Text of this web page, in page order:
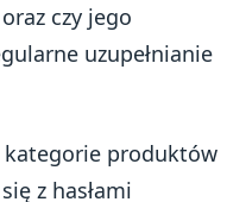
czy jego
uzupełnianie
kategorie produktów
z hasłami